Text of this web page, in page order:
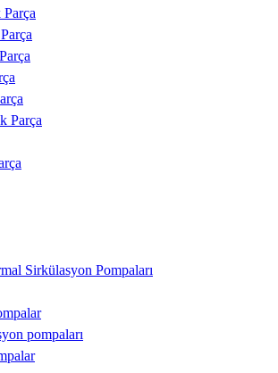
Parça
Sirkülasyon Pompaları
pompaları